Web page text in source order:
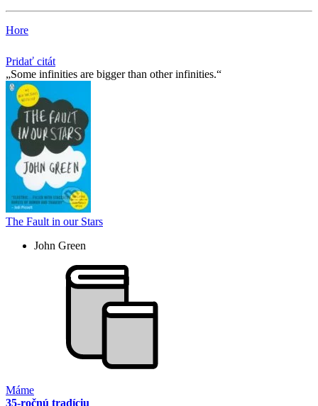
Hore
Pridať citát
Some infinities are bigger than other infinities.
The Fault in our Stars
John Green
Máme
35-ročnú tradíciu